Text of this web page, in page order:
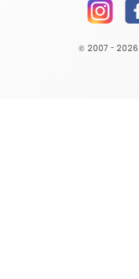
© 2007 - 2026